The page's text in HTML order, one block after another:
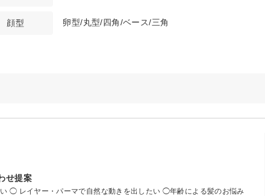
顔型 卵型/丸型/四角/ベース/三角
せ提案
◯ レイヤー・パーマで自然な動きを出したい ◯年齢による髪のお悩み